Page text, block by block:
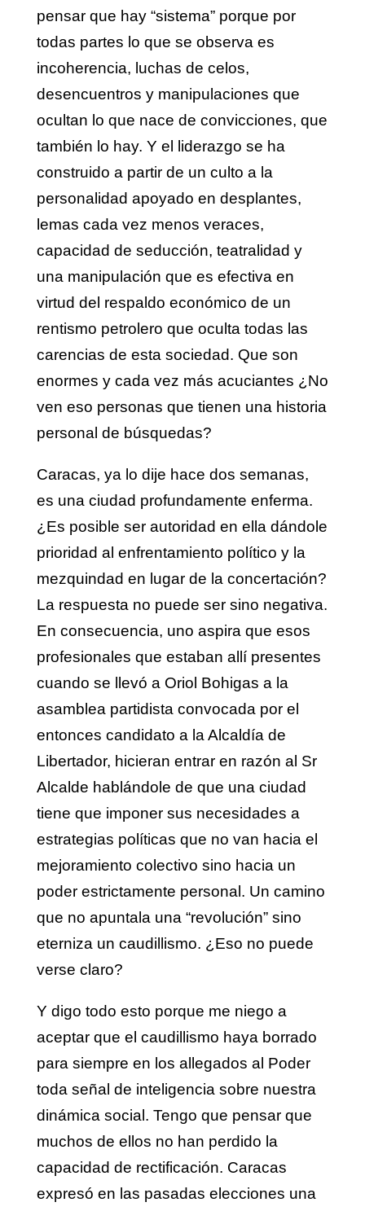
pensar que hay “sistema” porque por
todas partes lo que se observa es
incoherencia, luchas de celos,
desencuentros y manipulaciones que
ocultan lo que nace de convicciones, que
también lo hay. Y el liderazgo se ha
construido a partir de un culto a la
personalidad apoyado en desplantes,
lemas cada vez menos veraces,
capacidad de seducción, teatralidad y
una manipulación que es efectiva en
virtud del respaldo económico de un
rentismo petrolero que oculta todas las
carencias de esta sociedad. Que son
enormes y cada vez más acuciantes ¿No
ven eso personas que tienen una historia
personal de búsquedas?
Caracas, ya lo dije hace dos semanas,
es una ciudad profundamente enferma.
¿Es posible ser autoridad en ella dándole
prioridad al enfrentamiento político y la
mezquindad en lugar de la concertación?
La respuesta no puede ser sino negativa.
En consecuencia, uno aspira que esos
profesionales que estaban allí presentes
cuando se llevó a Oriol Bohigas a la
asamblea partidista convocada por el
entonces candidato a la Alcaldía de
Libertador, hicieran entrar en razón al Sr
Alcalde hablándole de que una ciudad
tiene que imponer sus necesidades a
estrategias políticas que no van hacia el
mejoramiento colectivo sino hacia un
poder estrictamente personal. Un camino
que no apuntala una “revolución” sino
eterniza un caudillismo. ¿Eso no puede
verse claro?
Y digo todo esto porque me niego a
aceptar que el caudillismo haya borrado
para siempre en los allegados al Poder
toda señal de inteligencia sobre nuestra
dinámica social. Tengo que pensar que
muchos de ellos no han perdido la
capacidad de rectificación. Caracas
expresó en las pasadas elecciones una